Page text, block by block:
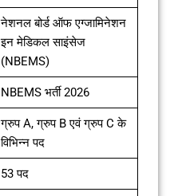
नेशनल बोर्ड ऑफ एग्जामिनेशन
इन मेडिकल साइंसेज
(NBEMS)
NBEMS भर्ती 2026
ग्रुप A, ग्रुप B एवं ग्रुप C के
विभिन्न पद
53 पद